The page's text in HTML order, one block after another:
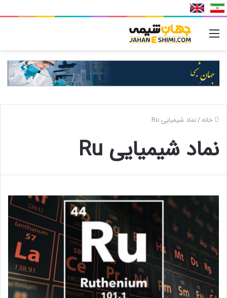
خانه/نماد شیمیایی Ru
نماد شیمیایی Ru